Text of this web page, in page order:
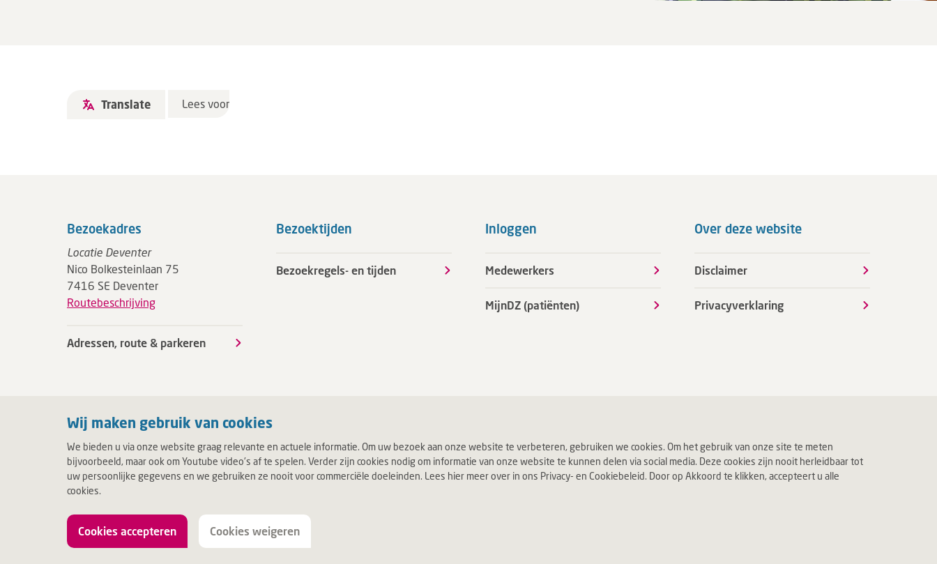
Wij maken gebruik van cookies
We bieden u via onze website graag relevante en actuele informatie. Om uw bezoek aan onze website te verbeteren, gebruiken we cookies. Om het gebruik van onze site te meten
bijvoorbeeld, maar ook om Youtube video's af te spelen. Verder zijn cookies nodig om informatie van onze website te kunnen delen via social media. Deze cookies zijn nooit herleidbaar tot
uw persoonlijke gegevens en we gebruiken ze nooit voor commerciële doeleinden. Lees hier meer over in ons Privacy- en Cookiebeleid. Door op Akkoord te klikken, accepteert u alle
cookies.
Cookies accepteren Cookies weigeren
Translate Lees voor
Bezoekadres
Locatie Deventer
Nico Bolkesteinlaan 75
7416 SE Deventer
Routebeschrijving
Adressen, route & parkeren
Bezoektijden
Bezoekregels- en tijden
Inloggen
Medewerkers
MijnDZ (patiënten)
Over deze website
Disclaimer
Privacyverklaring